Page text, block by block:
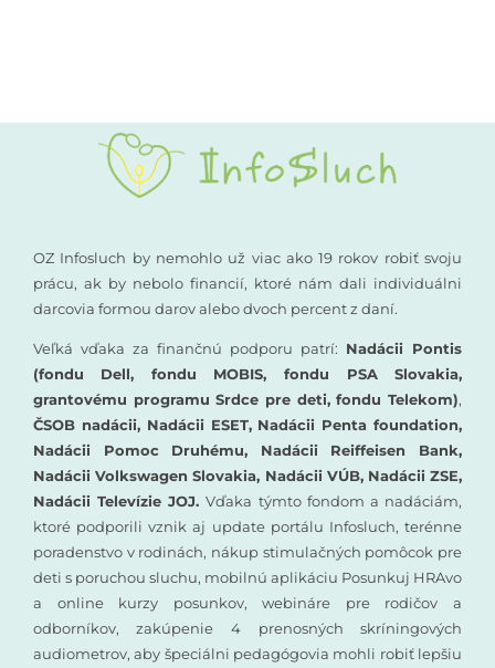
Rané poradenstvo
Vzdelávanie
OZ Infosluch by nemohlo už viac ako 19 rokov robiť svoju
prácu, ak by nebolo financií, ktoré nám dali individuálni
darcovia formou darov alebo dvoch percent z daní.
Veľká vďaka za finančnú podporu patrí: Nadácii Pontis
(fondu Dell, fondu MOBIS, fondu PSA Slovakia,
grantovému programu Srdce pre deti, fondu Telekom),
ČSOB nadácii, Nadácii ESET, Nadácii Penta foundation,
Nadácii Pomoc Druhému, Nadácii Reiffeisen Bank,
Nadácii Volkswagen Slovakia, Nadácii VÚB, Nadácii ZSE,
Nadácii Televízie JOJ.Vďaka týmto fondom a nadáciám,
ktoré podporili vznik aj update portálu Infosluch, terénne
poradenstvo v rodinách, nákup stimulačných pomôcok pre
deti s poruchou sluchu, mobilnú aplikáciu Posunkuj HRAvo
a online kurzy posunkov, webináre pre rodičov a
odborníkov, zakúpenie 4 prenosných skríningových
audiometrov, aby špeciálni pedagógovia mohli robiť lepšiu